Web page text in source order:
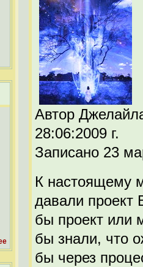
Автор
28:06:2009 г.
Записано 23
К настоящему
давали
бы проект или
бы знали, что
бы через